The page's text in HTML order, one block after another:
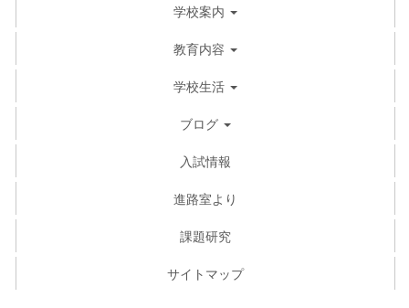
学校案内
教育内容
学校生活
ブログ
入試情報
進路室より
課題研究
サイトマップ